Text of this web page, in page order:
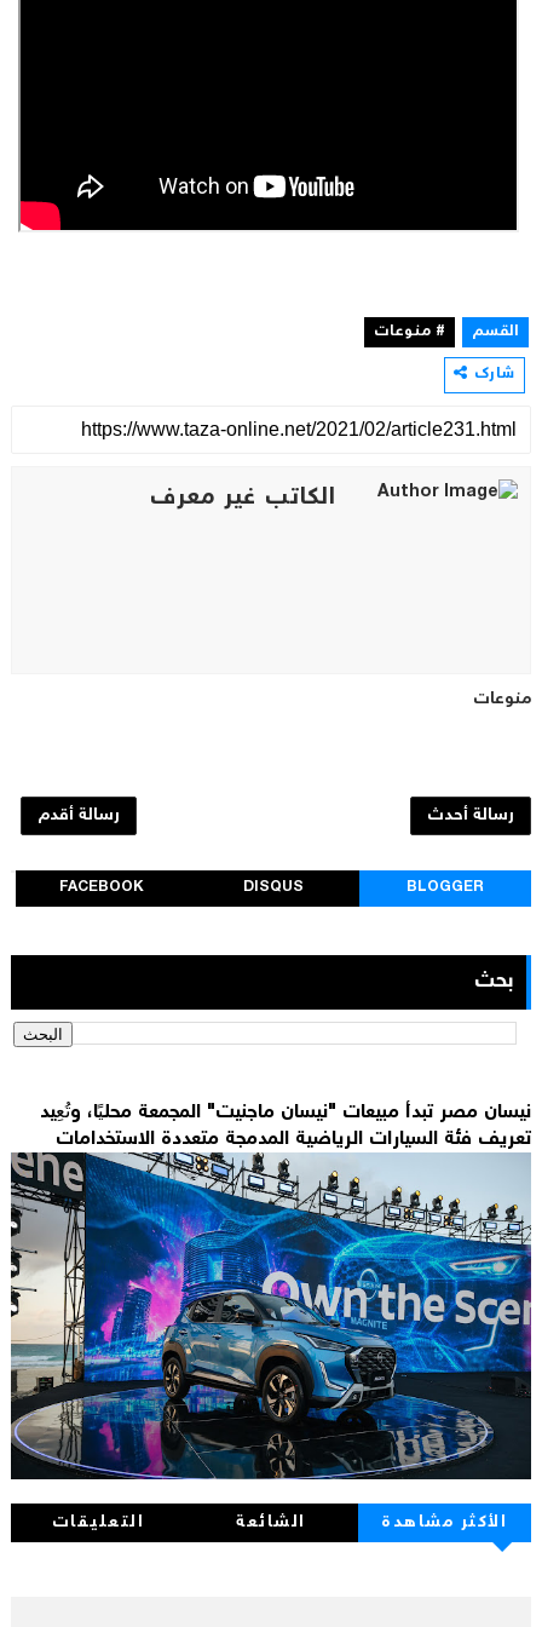
القسم
# منوعات
شارك
الكاتب غير معرف
منوعات
رسالة أحدث رسالة أقدم
BLOGGER
DISQUS
FACEBOOK
بحث
نيسان مصر تبدأ مبيعات "نيسان ماجنيت" المجمعة محليًا، وتُعِيد
تعريف فئة السيارات الرياضية المدمجة متعددة الاستخدامات
الأكثر مشاهدة الشائعة التعليقات